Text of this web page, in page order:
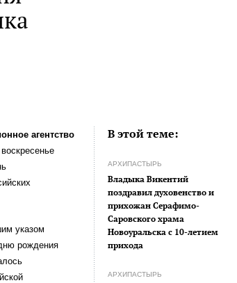
В этой теме:
АРХИПАСТЫРЬ
Владыка Викентий
поздравил духовенство и
прихожан Серафимо-
Саровского храма
Новоуральска с 10-летием
прихода
АРХИПАСТЫРЬ
агентство
указом
рождения